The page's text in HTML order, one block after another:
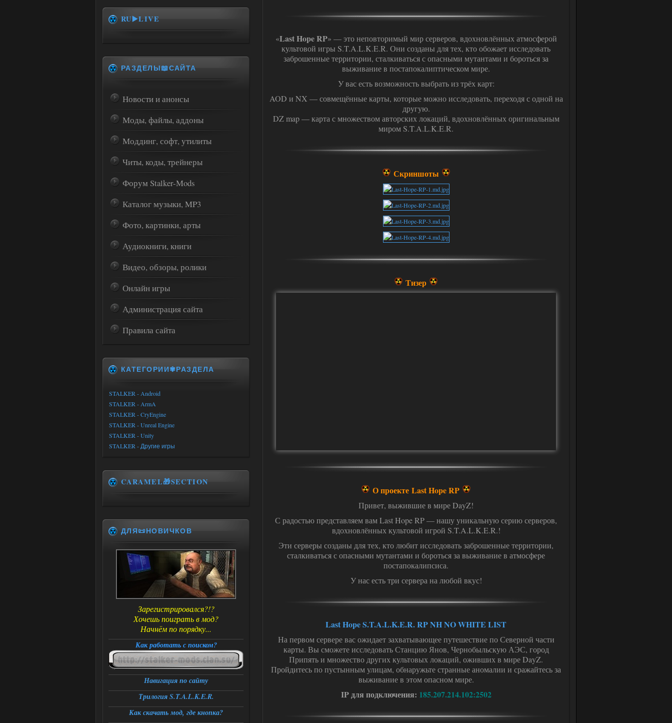
«Last Hope RP» — это неповторимый мир серверов, вдохновлённых атмосферой
культовой игры S.T.A.L.K.E.R. Они созданы для тех, кто обожает исследовать
заброшенные территории, сталкиваться с опасными мутантами и бороться за
выживание в постапокалиптическом мире.
У вас есть возможность выбрать из трёх карт:
AOD и NX — совмещённые карты, которые можно исследовать, переходя с одной на
другую.
DZ map — карта с множеством авторских локаций, вдохновлённых оригинальным
миром S.T.A.L.K.E.R.
Скриншоты
Тизер
О проекте Last Hope RP
Привет, выжившие в мире DayZ!
С радостью представляем вам Last Hope RP — нашу уникальную серию серверов,
вдохновлённых культовой игрой S.T.A.L.K.E.R.!
Эти серверы созданы для тех, кто любит исследовать заброшенные территории,
сталкиваться с опасными мутантами и бороться за выживание в атмосфере
постапокалипсиса.
У нас есть три сервера на любой вкус!
Last Hope S.T.A.L.K.E.R. RP NH NO WHITE LIST
На первом сервере вас ожидает захватывающее путешествие по Северной части
карты. Вы сможете исследовать Станцию Янов, Чернобыльскую АЭС, город
Припять и множество других культовых локаций, оживших в мире DayZ.
Пройдитесь по пустынным улицам, обнаружьте странные аномалии и сражайтесь за
выживание в этом опасном мире.
IP для подключения: 185.207.214.102:2502
RU▶️LIVE
РАЗДЕЛЫ📖САЙТА
Новости и анонсы
Моды, файлы, аддоны
Моддинг, софт, утилиты
Читы, коды, трейнеры
Форум Stalker-Mods
Каталог музыки, MP3
Фото, картинки, арты
Аудиокниги, книги
Видео, обзоры, ролики
Онлайн игры
Администрация сайта
Правила сайта
КАТЕГОРИИ✾РАЗДЕЛА
STALKER - Android
STALKER - ArmA
STALKER - CryEngine
STALKER - Unreal Engine
STALKER - Unity
STALKER - Другие игры
CARAMEL🎁SECTION
ДЛЯ📜НОВИЧКОВ
Зарегистрировался?!?
Хочешь поиграть в мод?
Начнём по порядку...
Как работать с поиском?
Навигация по сайту
Трилогия S.T.A.L.K.E.R.
Как скачать мод, где кнопка?